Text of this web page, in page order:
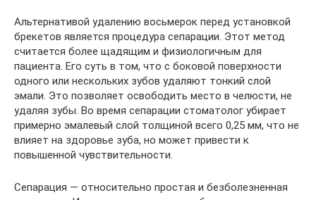
Альтернативой удалению восьмерок перед установкой
брекетов является процедура сепарации. Этот метод
считается более щадящим и физиологичным для
пациента. Его суть в том, что с боковой поверхности
одного или нескольких зубов удаляют тонкий слой
эмали. Это позволяет освободить место в челюсти, не
удаляя зубы. Во время сепарации стоматолог убирает
примерно эмалевый слой толщиной всего 0,25 мм, что не
влияет на здоровье зуба, но может привести к
повышенной чувствительности.
Сепарация — относительно простая и безболезненная